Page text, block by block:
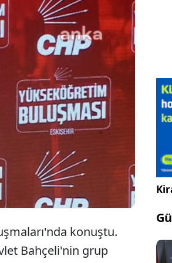
Buluşmaları'nda
"Birini getirip de apar
ben o gözlerin
bilemiyorum" dedi.
konuştu.
Bahçeli'nin grup